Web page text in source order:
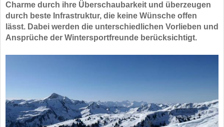
Charme durch ihre Überschaubarkeit und überzeugen
durch beste Infrastruktur, die keine Wünsche offen
lässt. Dabei werden die unterschiedlichen Vorlieben und
Ansprüche der Wintersportfreunde berücksichtigt.